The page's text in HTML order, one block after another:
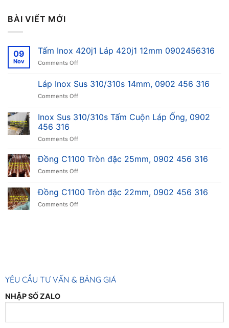
BÀI VIẾT MỚI
09
Nov
Tấm Inox 420j1 Láp 420j1 12mm 0902456316
Comments Offon
420j1
Láp
12mm
0902456316
Láp Inox Sus 310/310s 14mm, 0902 456 316
Comments Offon
Inox
Sus
14mm,
456
Inox Sus 310/310s Tấm Cuộn Láp Ống, 0902
456 316
Comments Offon
Sus
310/310s
Tấm
Láp
Đồng C1100 Tròn đặc 25mm, 0902 456 316
Comments Offon
C1100
Tròn
đặc
Đồng C1100 Tròn đặc 22mm, 0902 456 316
Comments Offon
YÊU CẦU TƯ VẤN & BẢNG GIÁ
NHẬP SỐ ZALO